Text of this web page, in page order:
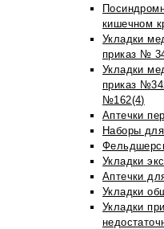
кишечном
Укладки
приказ №
Укладки
приказ
№162(4)
Аптечки
Наборы
Укладки
Аптечки
Укладки
Укладки